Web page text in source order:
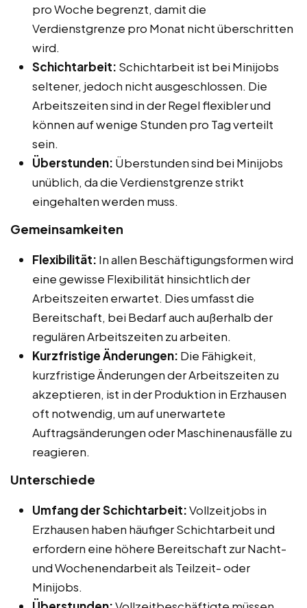
pro Woche begrenzt, damit die
Verdienstgrenze pro Monat nicht überschritten
wird.
Schichtarbeit: Schichtarbeit ist bei Minijobs
seltener, jedoch nicht ausgeschlossen. Die
Arbeitszeiten sind in der Regel flexibler und
können auf wenige Stunden pro Tag verteilt
sein.
Überstunden: Überstunden sind bei Minijobs
unüblich, da die Verdienstgrenze strikt
eingehalten werden muss.
Gemeinsamkeiten
Flexibilität: In allen Beschäftigungsformen wird
eine gewisse Flexibilität hinsichtlich der
Arbeitszeiten erwartet. Dies umfasst die
Bereitschaft, bei Bedarf auch außerhalb der
regulären Arbeitszeiten zu arbeiten.
Kurzfristige Änderungen: Die Fähigkeit,
kurzfristige Änderungen der Arbeitszeiten zu
akzeptieren, ist in der Produktion in Erzhausen
oft notwendig, um auf unerwartete
Auftragsänderungen oder Maschinenausfälle zu
reagieren.
Unterschiede
Umfang der Schichtarbeit:Vollzeitjobs in
Erzhausen haben häufiger Schichtarbeit und
erfordern eine höhere Bereitschaft zur Nacht-
und Wochenendarbeit als Teilzeit- oder
Minijobs.